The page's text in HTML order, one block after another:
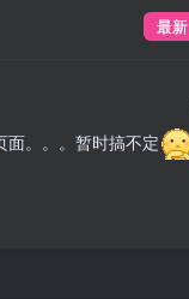
最新
面。。。暂时搞不定